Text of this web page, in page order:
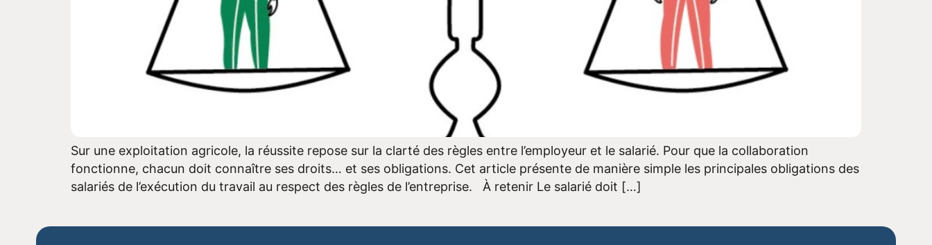
Sur une exploitation agricole, la réussite repose sur la clarté des règles entre l’employeur et le salarié. Pour que la collaboration
fonctionne, chacun doit connaître ses droits… et ses obligations. Cet article présente de manière simple les principales obligations des
salariés de l’exécution du travail au respect des règles de l’entreprise. À retenir Le salarié doit […]